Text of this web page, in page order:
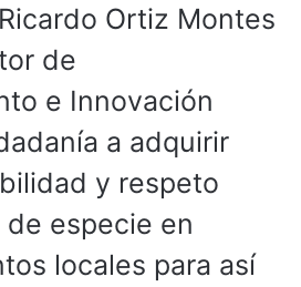
Ortiz Montes
de
e Innovación
a adquirir
y respeto
especie en
locales para así